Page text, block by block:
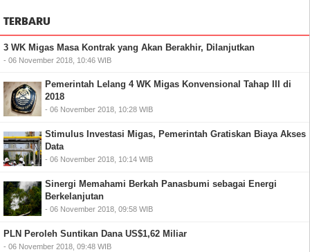
TERBARU
3 WK Migas Masa Kontrak yang Akan Berakhir, Dilanjutkan
- 06 November 2018, 10:46 WIB
Pemerintah Lelang 4 WK Migas Konvensional Tahap III di
2018
- 06 November 2018, 10:28 WIB
Stimulus Investasi Migas, Pemerintah Gratiskan Biaya Akses
Data
- 06 November 2018, 10:14 WIB
Sinergi Memahami Berkah Panasbumi sebagai Energi
Berkelanjutan
- 06 November 2018, 09:58 WIB
PLN Peroleh Suntikan Dana US$1,62 Miliar
- 06 November 2018, 09:48 WIB